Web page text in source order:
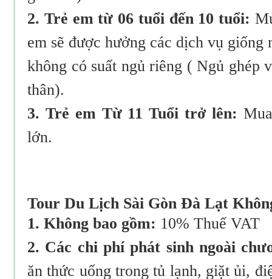
2. Trẻ em từ 06 tuổi đến 10 tuổi:
em sẽ được hưởng các dịch vụ
không có suất ngủ riêng ( Ngủ ghép
thân).
3. Trẻ em Từ 11 Tuổi trở lên:
lớn.
Tour Du Lịch Sài Gòn Đà Lạt
1. Không bao gồm: 10% Thuế VAT
2. Các chi phí phát sinh ngoài
ăn thức uống trong tủ lạnh, giặt ủi,